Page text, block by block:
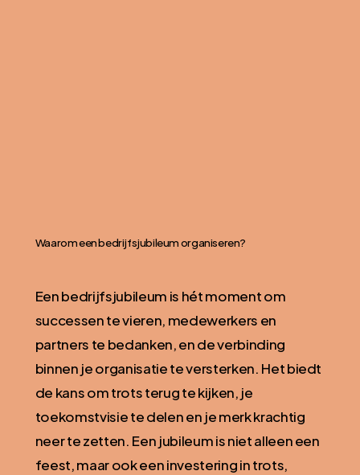
Waarom een bedrijfsjubileum organiseren?
Een bedrijfsjubileum is hét moment om
successen te vieren, medewerkers en
partners te bedanken, en de verbinding
binnen je organisatie te versterken. Het biedt
de kans om trots terug te kijken, je
toekomstvisie te delen en je merk krachtig
neer te zetten. Een jubileum is niet alleen een
feest, maar ook een investering in trots,